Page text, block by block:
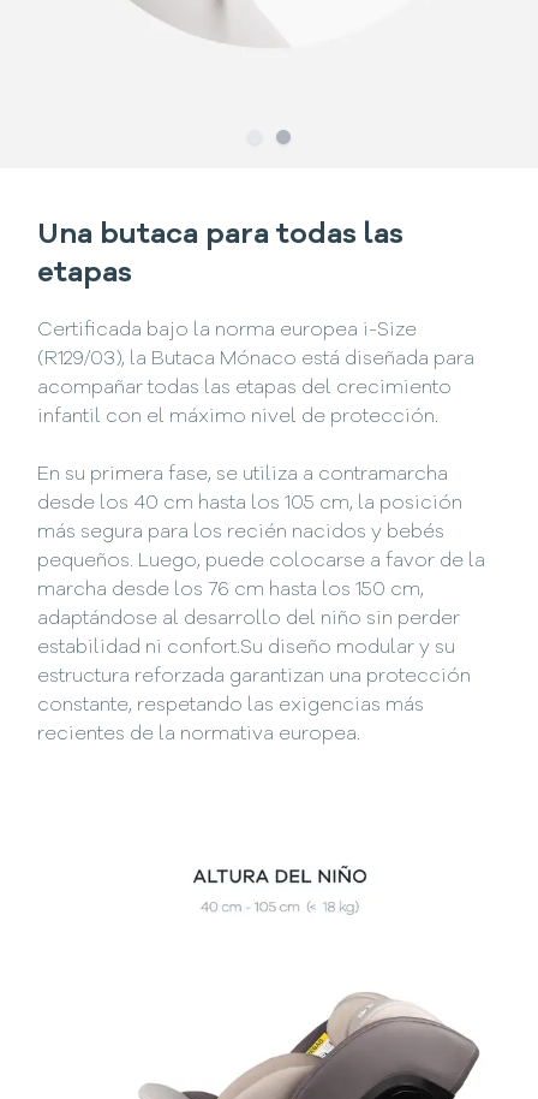
SlideSlide
Una butaca para todas las
etapas
Certificada bajo la norma europea i-Size
(R129/03), la Butaca Mónaco está diseñada para
acompañar todas las etapas del crecimiento
infantil con el máximo nivel de protección.
En su primera fase, se utiliza a contramarcha
desde los 40 cm hasta los 105 cm, la posición
más segura para los recién nacidos y bebés
pequeños. Luego, puede colocarse a favor de la
marcha desde los 76 cm hasta los 150 cm,
adaptándose al desarrollo del niño sin perder
estabilidad ni confort.Su diseño modular y su
estructura reforzada garantizan una protección
constante, respetando las exigencias más
recientes de la normativa europea.